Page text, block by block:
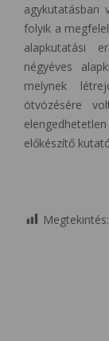
agykutatásban
folyik a
alapkutatási
négyéves
melynek
ötvözésére
előkészítő
Megtekintés: